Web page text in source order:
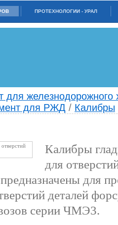
ПРОТЕХНОЛОГИИ - УРАЛ
для железнодорожного
для РЖД / Калибры
Калибры
для
для
деталей
серии ЧМЭ3.